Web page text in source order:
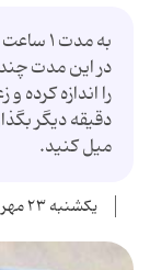
به
در این مدت
دقیقه دیگر
میل کنید.
یکشنبه ۲۳ مهر ۱۳۹۶ - ۰۰:۰۰